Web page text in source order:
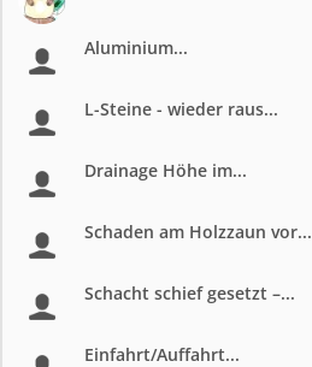
Aluminium...
L-Steine - wieder raus...
Drainage Höhe im...
Schaden am Holzzaun vor...
Schacht schief gesetzt –...
Einfahrt/Auffahrt...